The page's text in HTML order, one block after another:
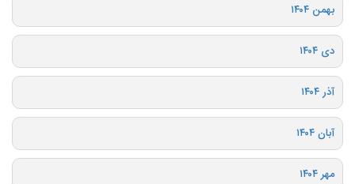
بهمن ۱۴۰۴
دی ۱۴۰۴
آذر ۱۴۰۴
آبان ۱۴۰۴
مهر ۱۴۰۴